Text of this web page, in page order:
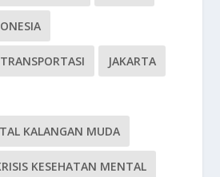
JAKARTA
KALANGAN MUDA
KESEHATAN MENTAL